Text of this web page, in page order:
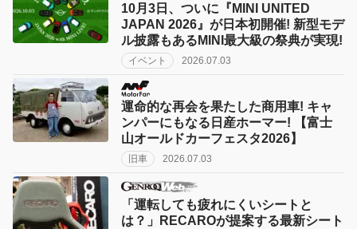
10月3日、ついに『MINI UNITED
JAPAN 2026』が日本初開催! 新型モデ
ル披露もあるMINI最大級の祭典が実現!
イベント 2026.07.03
運命的な再会を果たした商用車! キャ
ンパーにもなる日産ホーマー! 【富士
山オールドカーフェスタ2026】
旧車 2026.07.03
「運転しても疲れにくいシートと
は？」RECAROが提案する最新シート